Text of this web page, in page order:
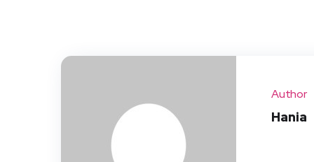
Author
Hania